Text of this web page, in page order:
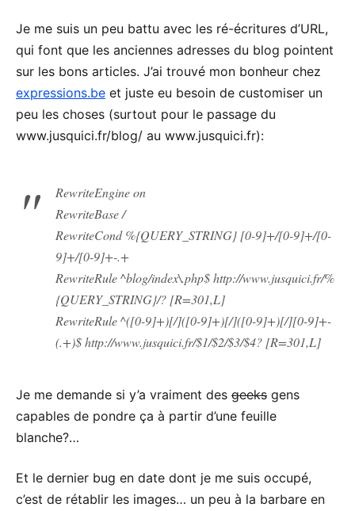
Je me suis un peu battu avec les ré-écritures d’URL,
qui font que les anciennes adresses du blog pointent
sur les bons articles. J’ai trouvé mon bonheur chez
expressions.be et juste eu besoin de customiser un
peu les choses (surtout pour le passage du
www.jusquici.fr/blog/ au www.jusquici.fr):
RewriteEngine on
RewriteBase /
RewriteCond %{QUERY_STRING} [0-9]+/[0-9]+/[0-
9]+/[0-9]+-.+
RewriteRule ^blog/index\.php$ http://www.jusquici.fr/%
{QUERY_STRING}/? [R=301,L]
RewriteRule ^([0-9]+)[/]([0-9]+)[/]([0-9]+)[/][0-9]+-
(.+)$ http://www.jusquici.fr/$1/$2/$3/$4? [R=301,L]
Je me demande si y’a vraiment des geeks gens
capables de pondre ça à partir d’une feuille
blanche?…
Et le dernier bug en date dont je me suis occupé,
c’est de rétablir les images… un peu à la barbare en